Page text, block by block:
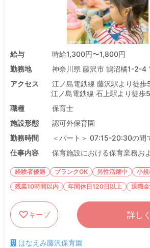
給与
時給1,300円〜1,800円
勤務地
神奈川県 藤沢市 鵠沼橘1-2-4
アクセス
江ノ島電鉄線 藤沢駅より徒歩
江ノ島電鉄線 石上駅より徒歩
職種
保育士
施設形態
認可外保育園
勤務時間
＜パート＞ 07:15-20:30の間
仕事内容
保育施設における保育業務お
経験者優遇 ブランクOK 男性活躍中
小規
残業10時間以内
年間休日120日以上 退職
キープ 詳し
はなえみ藤沢保育園